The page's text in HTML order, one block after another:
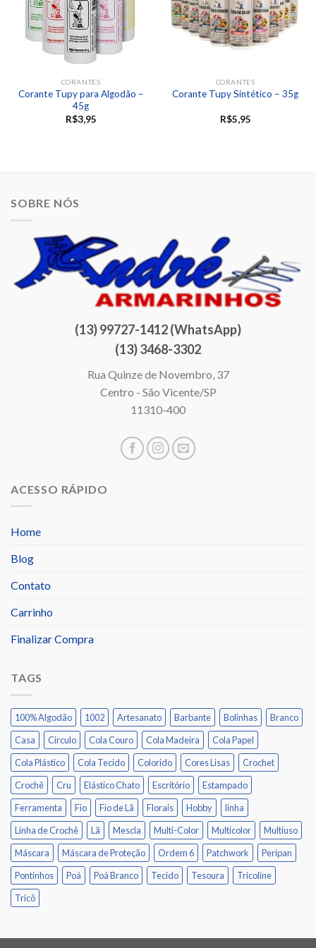
CORANTES
Corante Tupy para Algodão –
45g
R$3,95
CORANTES
Corante Tupy Sintético – 35g
R$5,95
SOBRE NÓS
(13) 99727-1412 (WhatsApp)
(13) 3468-3302
Rua Quinze de Novembro, 37
Centro - São Vicente/SP
11310-400
ACESSO RÁPIDO
Home
Blog
Contato
Carrinho
Finalizar Compra
TAGS
100% Algodão 1002 Artesanato Barbante Bolinhas
Branco
Casa
Circulo Cola Couro Cola Madeira
Cola Papel
Cola Plástico
Cola Tecido Colorido Cores Lisas
Crochet
Crochê
Cru Elástico Chato Escritório
Estampado
Ferramenta
Fio Fio de Lã Florais Hobby
linha
Linha de Crochê
Lã Mescla Multi-Color Multicolor
Multiuso
Máscara
Máscara de Proteção Ordem 6 Patchwork
Peripan
Pontinhos
Poá Poá Branco Tecido Tesoura
Tricoline
Tricô